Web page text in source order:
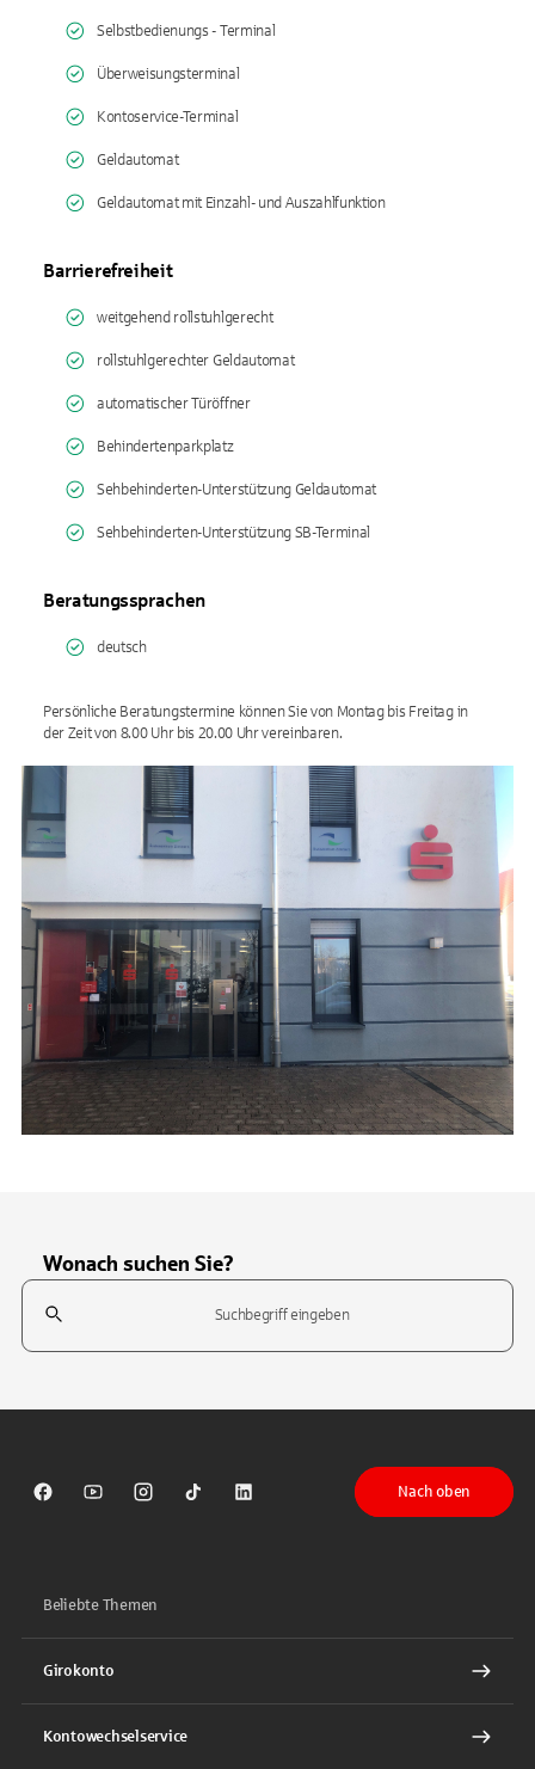
Selbstbedienungs - Terminal
Überweisungsterminal
Kontoservice-Terminal
Geldautomat
Geldautomat mit Einzahl- und Auszahlfunktion
Barrierefreiheit
weitgehend rollstuhlgerecht
rollstuhlgerechter Geldautomat
automatischer Türöffner
Behindertenparkplatz
Sehbehinderten-Unterstützung Geldautomat
Sehbehinderten-Unterstützung SB-Terminal
Beratungssprachen
deutsch
Persönliche Beratungstermine können Sie von Montag bis Freitag in
der Zeit von 8.00 Uhr bis 20.00 Uhr vereinbaren.
Wonach suchen Sie?
Suchfeld
Sparkasse auf Facebook
Sparkasse auf Youtube
Sparkasse auf Instagram
Sparkasse auf TikTok
Sparkasse auf LinkedIn
Nach oben
Beliebte Themen
Girokonto
Kontowechselservice